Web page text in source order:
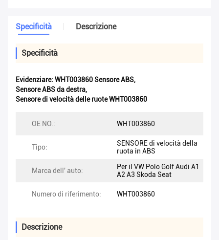
Specificità Descrizione
Specificità
Evidenziare: WHT003860 Sensore ABS,
Sensore ABS da destra,
Sensore di velocità delle ruote WHT003860
OE NO.: WHT003860
Tipo:
SENSORE di velocità della
ruota in ABS
Marca dell' auto:
Per il VW Polo Golf Audi A1
A2 A3 Skoda Seat
Numero di riferimento: WHT003860
Descrizione